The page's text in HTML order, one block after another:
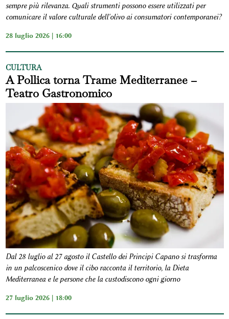
sempre più rilevanza. Quali strumenti possono essere utilizzati per
comunicare il valore culturale dell'olivo ai consumatori contemporanei?
28 luglio 2026 | 16:00
CULTURA
A Pollica torna Trame Mediterranee –
Teatro Gastronomico
Dal 28 luglio al 27 agosto il Castello dei Principi Capano si trasforma
in un palcoscenico dove il cibo racconta il territorio, la Dieta
Mediterranea e le persone che la custodiscono ogni giorno
27 luglio 2026 | 18:00